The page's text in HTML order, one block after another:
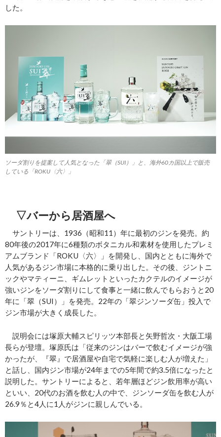
した。
ソーダ割りを提案して人気となった「翠（SUI）」と、海外60カ国以上で販売
している「ROKU〈六〉」
▽バーから居酒屋へ
サントリーは、1936（昭和11）年に最初のジンを発売。約
80年後の2017年に6種類のボタニカル和素材を使用したプレミ
アムブランド「ROKU〈六〉」を開発し、国内とともに海外で
人気があるジン市場に本格的に乗り出した。その後、ジントニ
ックやマティーニ、ギムレットといったカクテルのイメージが
強いジンをソーダ割りにして食事と一緒に飲んでもらおうと20
年に「翠（SUI）」を発売。22年の「翠ジンソーダ缶」投入で
ジン市場が大きく成長した。
説明会には塚原大輔スピリッツ本部長と矢野哲次・大阪工場
長らが登壇。塚原氏は「従来のジンはバーで飲むイメージが強
かったが、『翠』で居酒屋や自宅で気軽に楽しむ人が増えた」
と話し、国内ジン市場が24年までの5年間で約3.5倍になったと
説明した。サントリーによると、若年層ほどジン飲用率が高い
といい、20代のお酒を飲む人の中で、ジンソーダ缶を飲む人が
26.9％と4人に1人がジンに親しんでいる。